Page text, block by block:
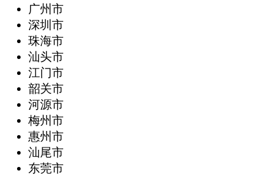
广州市
深圳市
珠海市
汕头市
江门市
韶关市
河源市
梅州市
惠州市
汕尾市
东莞市